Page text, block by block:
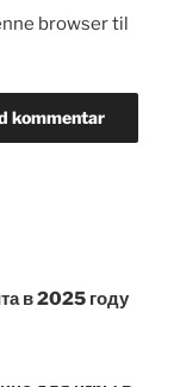
browser til
в 2025 году